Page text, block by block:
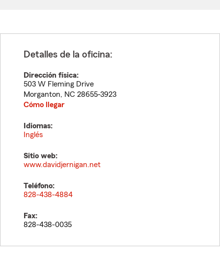
Detalles de la oficina:
Dirección física:
503 W Fleming Drive
Morganton, NC 28655-3923
Cómo llegar
Idiomas:
Inglés
Sitio web:
www.davidjernigan.net
Teléfono:
828-438-4884
Fax:
828-438-0035